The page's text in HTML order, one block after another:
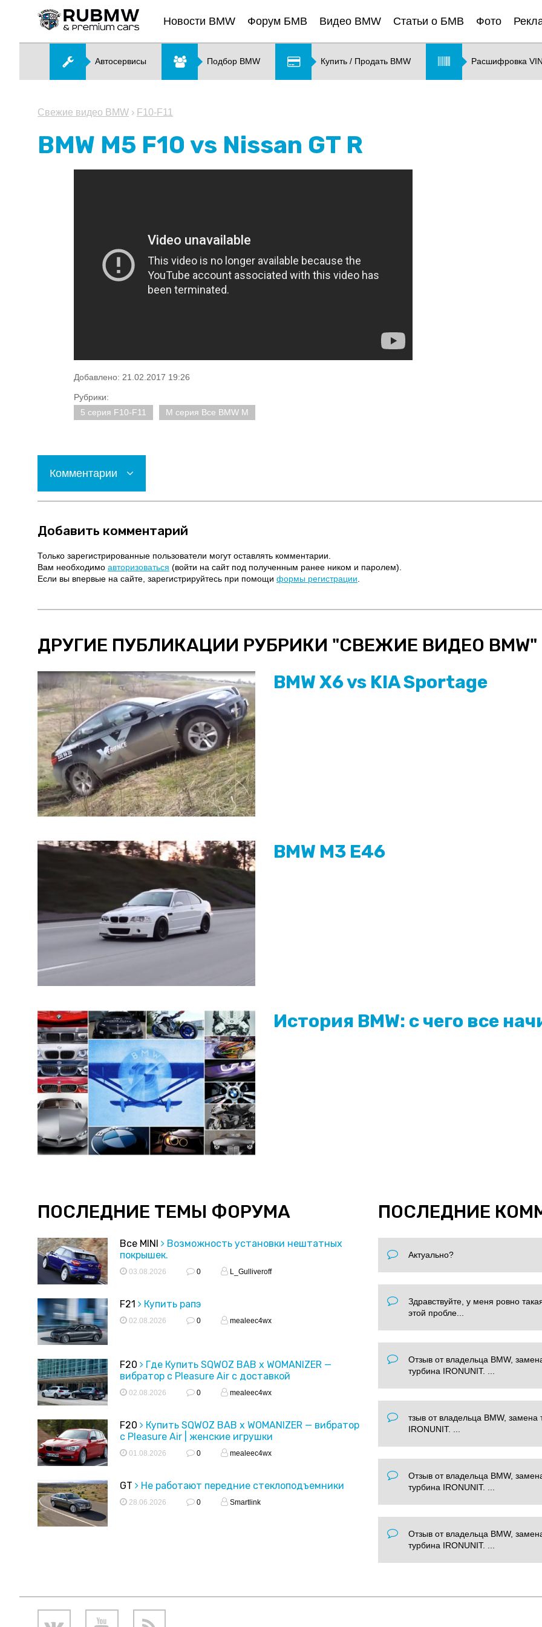
Новости BMW Форум БМВ Видео BMW Статьи о БМВ Фото
Автосервисы Подбор BMW Купить / Продать BMW Расшифровка VIN
Свежие видео BMW › F10-F11
BMW M5 F10 vs Nissan GT R
Добавлено: 21.02.2017 19:26
Рубрики:
5 серия F10-F11
M серия Все BMW M
Комментарии
Добавить комментарий
Только зарегистрированные пользователи могут оставлять комментарии.
Вам необходимо авторизоваться (войти на сайт под полученным ранее ником и паролем).
Если вы впервые на сайте, зарегистрируйтесь при помощи формы регистрации
ДРУГИЕ ПУБЛИКАЦИИ РУБРИКИ "СВЕЖИЕ ВИДЕО BMW"
BMW X6 vs KIA Sportage
BMW M3 E46
История BMW: с чего все
ПОСЛЕДНИЕ ТЕМЫ ФОРУМА
Все MINI
Возможность установки нештатных
покрышек.
03.08.2026 0 L_Gulliveroff
F21 Купить рапэ
02.08.2026 0 mealeec4wx
F20
Где Купить SQWOZ BAB x WOMANIZER —
вибратор с Pleasure Air с доставкой
02.08.2026 0 mealeec4wx
F20
Купить SQWOZ BAB x WOMANIZER — вибратор
с Pleasure Air | женские игрушки
01.08.2026 0 mealeec4wx
GT Не работают передние стеклоподъемники
28.06.2026 0 Smartlink
ПОСЛЕДНИЕ
Актуально?
Здравствуйте, у меня ровно
этой пробле...
Отзыв от владельца BMW,
турбина IRONUNIT. ...
тзыв от владельца BMW,
IRONUNIT. ...
Отзыв от владельца BMW,
турбина IRONUNIT. ...
Отзыв от владельца BMW,
турбина IRONUNIT. ...